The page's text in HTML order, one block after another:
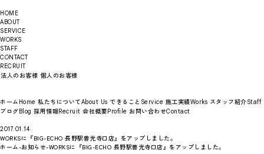
HOME
ABOUT
SERVICE
WORKS
STAFF
CONTACT
RECRUIT
法人のお客様 個人のお客様
ホーム Home 私たちについてAbout Us できること Service 施工実績Works スタッフ紹介Staff
ブログBlog 採用情報Recruit 会社概要Profile お問い合わせContact
2017.01.14
WORKSに『BIG-ECHO 長野駅善光寺口店』をアップしました。
ホーム-お知らせ-WORKSに『BIG-ECHO 長野駅善光寺口店』をアップしました。